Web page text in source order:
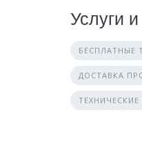
Услуги
БЕСПЛАТНЫЕ
ДОСТАВКА